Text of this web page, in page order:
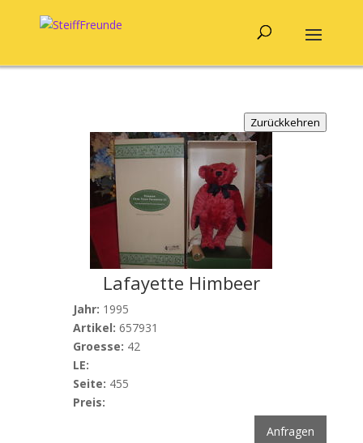
Zurückkehren
Lafayette Himbeer
Jahr: 1995
Artikel: 657931
Groesse: 42
LE:
Seite: 455
Preis:
Anfragen